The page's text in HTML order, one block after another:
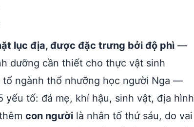
lục địa, được đặc trưng bởi độ phì —
dưỡng cần thiết cho thực vật sinh
ngành thổ nhưỡng học người Nga —
tố: đá mẹ, khí hậu, sinh vật, địa hình
con người là nhân tố thứ sáu, do vai